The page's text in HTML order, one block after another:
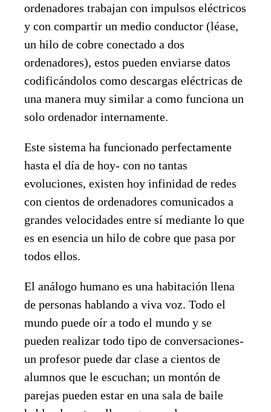
ordenadores trabajan con impulsos eléctricos
y con compartir un medio conductor (léase,
un hilo de cobre conectado a dos
ordenadores), estos pueden enviarse datos
codificándolos como descargas eléctricas de
una manera muy similar a como funciona un
solo ordenador internamente.
Este sistema ha funcionado perfectamente
hasta el día de hoy- con no tantas
evoluciones, existen hoy infinidad de redes
con cientos de ordenadores comunicados a
grandes velocidades entre sí mediante lo que
es en esencia un hilo de cobre que pasa por
todos ellos.
El análogo humano es una habitación llena
de personas hablando a viva voz. Todo el
mundo puede oír a todo el mundo y se
pueden realizar todo tipo de conversaciones-
un profesor puede dar clase a cientos de
alumnos que le escuchan; un montón de
parejas pueden estar en una sala de baile